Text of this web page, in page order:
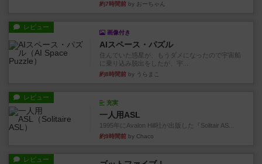
約7時間前 by おーちゃん
レビュー
画像付き
AIスペース・パズル
住んでいた惑星が、もうダメになったので宇宙船
に乗り込み脱出をしたが、宇...
約8時間前 by うらまこ
レビュー
充実
一人用ASL
1995年にAvalon Hill社が出版した『Solitair AS...
約9時間前 by Chaco
レビュー